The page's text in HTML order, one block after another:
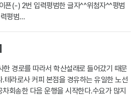
픈(-) 2번 입력평범한 글자^^위첨자^^평범
평범…
경로를 따라서 학산설래로 들어갔기 때문
테라로사 커피 본점을 경유하는 유일한 노선
회송한 다음 운행을 시작한다.수요가 많지